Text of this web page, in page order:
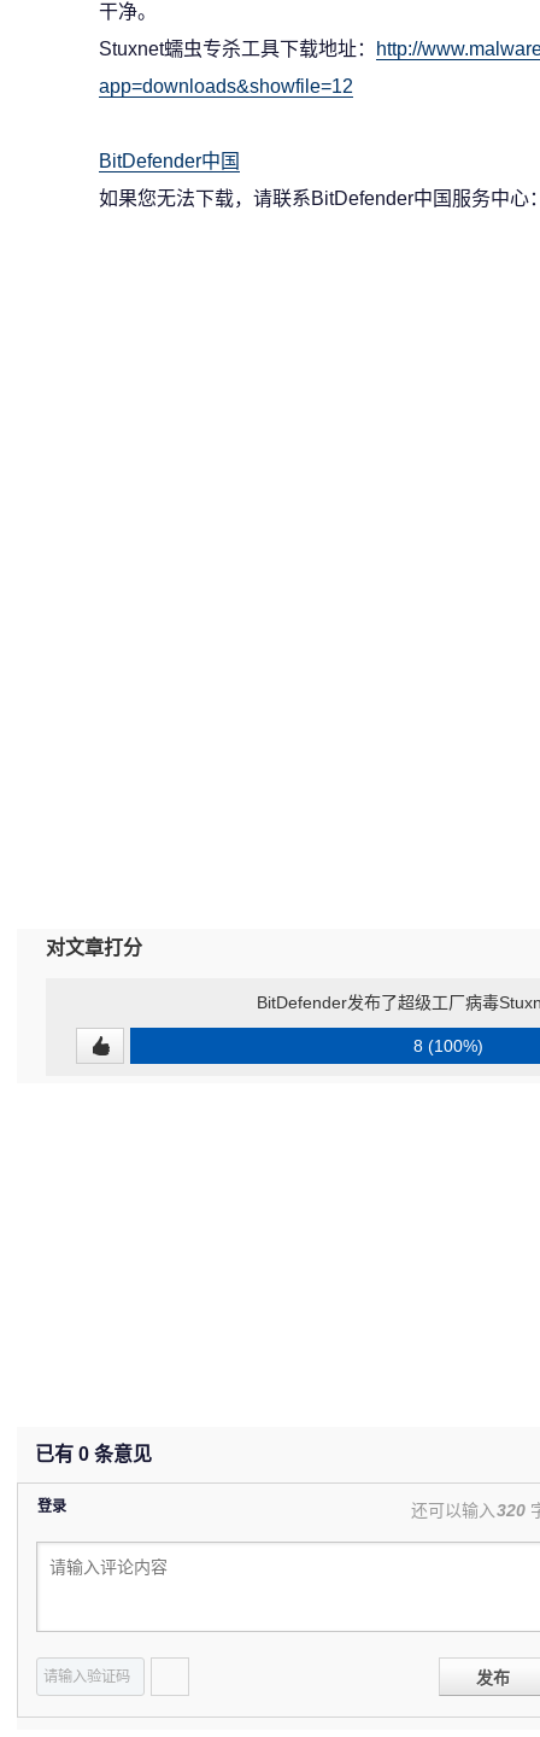
干净。
Stuxnet蠕虫专杀工具下载地址：
http://
app=downloads&showfile=12
BitDefender中国
如果您无法下载，请联系BitDefender中国服务中心
对文章打分
BitDefender发布了超级工厂病毒
8 (100%)
已有 0 条意见
登录 还可以输入320
发布